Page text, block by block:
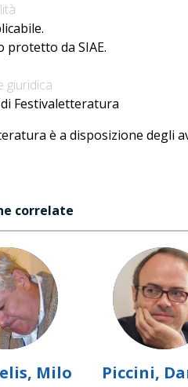
protetto da SIAE.
giuridica
Festivaletteratura
è a disposizione degli
correlate
Milo Piccini,